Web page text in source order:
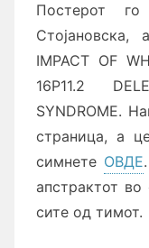
Постерот
IMPACT OF
16P11.2
SYNDROME.
страница, а
симнете ОВДЕ
апстрактот
сите од тимот.